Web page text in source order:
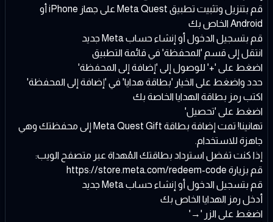
قم بتنزيل وتثبيت تطبيق Meta Quest على جهاز iPhone أو
Android الخاص بك
قم بتسجيل الدخول أو إنشاء حساب Meta جديد
انتقل إلى قسم 'المحفظة' في قائمة التطبيق
اضغط على '+' للوصول إلى 'إضافة إلى المحفظة'
حدد واضغط على الخيار 'بطاقة هدايا' في 'إضافة إلى المحفظة'
اكتب رمز بطاقة الهدايا الخاصة بك
اضغط على 'تحصيل'
تهانينا! تمت إضافة بطاقة Meta Quest Gift إلى محفظتك وهي
جاهزة للاستخدام.
إذا كنت تفضل استرداد بطاقتك المُهداة عبر متصفح الويب:
قم بزيارة https://store.meta.com/redeem-code
قم بتسجيل الدخول أو إنشاء حساب Meta جديد
أدخل رمز الهدايا الخاص بك
اضغط على الزر '→'